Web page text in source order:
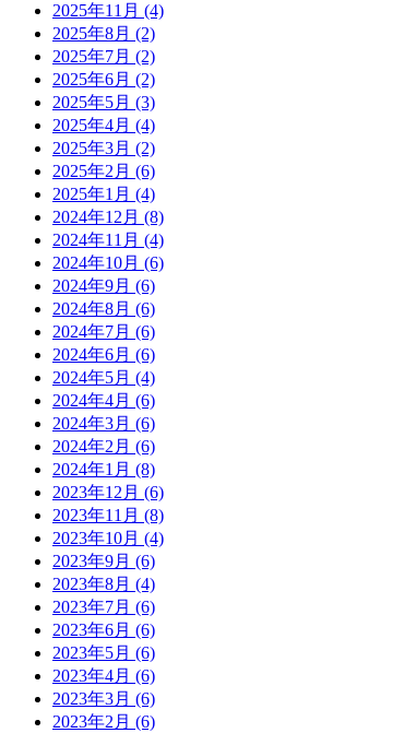
2025年11月 (4)
2025年8月 (2)
2025年7月 (2)
2025年6月 (2)
2025年5月 (3)
2025年4月 (4)
2025年3月 (2)
2025年2月 (6)
2025年1月 (4)
2024年12月 (8)
2024年11月 (4)
2024年10月 (6)
2024年9月 (6)
2024年8月 (6)
2024年7月 (6)
2024年6月 (6)
2024年5月 (4)
2024年4月 (6)
2024年3月 (6)
2024年2月 (6)
2024年1月 (8)
2023年12月 (6)
2023年11月 (8)
2023年10月 (4)
2023年9月 (6)
2023年8月 (4)
2023年7月 (6)
2023年6月 (6)
2023年5月 (6)
2023年4月 (6)
2023年3月 (6)
2023年2月 (6)